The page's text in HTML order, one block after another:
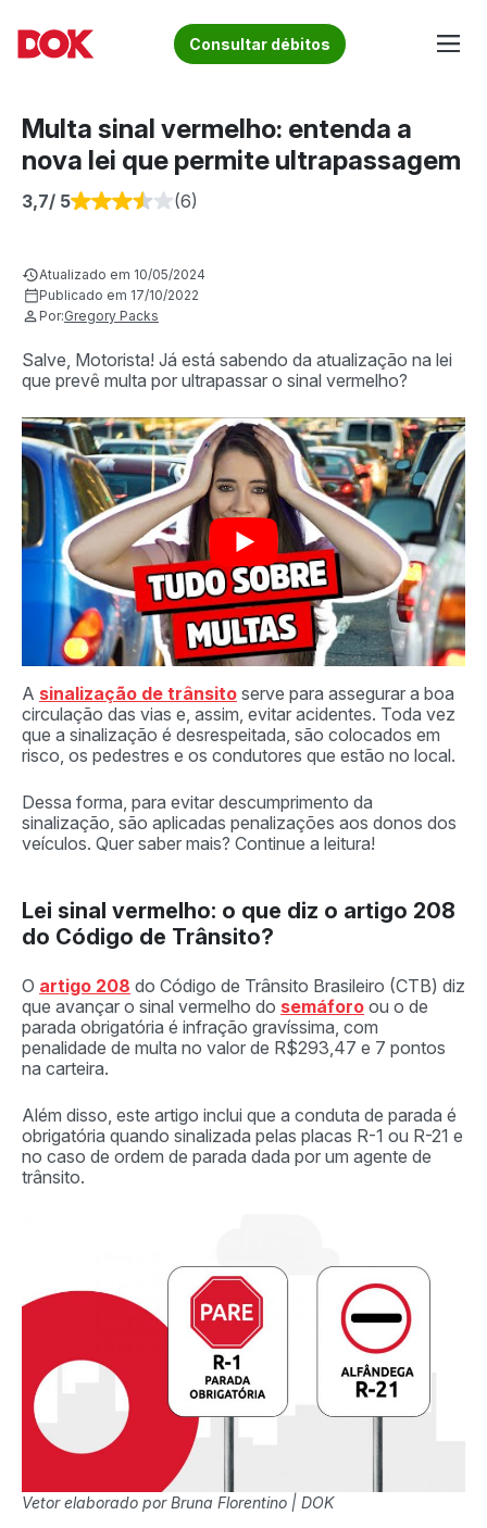
content
Acesse o Blog e conheça todos os nossos artigos | DOK
Fique por dentro de artigos sobre o trânsito brasileiro!
Conheça informações sobre licenciamento, ipva, multas e
Consultar débitos
Multa sinal vermelho: entenda a
nova lei que permite ultrapassagem
3,7/ 5 (6)
Atualizado em 10/05/2024
Publicado em 17/10/2022
Por:Gregory Packs
Salve, Motorista! Já está sabendo da atualização na lei
que prevê multa por ultrapassar o sinal vermelho?
A sinalização de trânsito serve para assegurar a boa
circulação das vias e, assim, evitar acidentes. Toda vez
que a sinalização é desrespeitada, são colocados em
risco, os pedestres e os condutores que estão no local.
Dessa forma, para evitar descumprimento da
sinalização, são aplicadas penalizações aos donos dos
veículos. Quer saber mais? Continue a leitura!
Lei sinal vermelho: o que diz o artigo 208
do Código de Trânsito?
O artigo 208 do Código de Trânsito Brasileiro (CTB) diz
que avançar o sinal vermelho do semáforo ou o de
parada obrigatória é infração gravíssima, com
penalidade de multa no valor de R$293,47 e 7 pontos
na carteira.
Além disso, este artigo inclui que a conduta de parada é
obrigatória quando sinalizada pelas placas R-1 ou R-21 e
no caso de ordem de parada dada por um agente de
trânsito.
Vetor elaborado por Bruna Florentino | DOK